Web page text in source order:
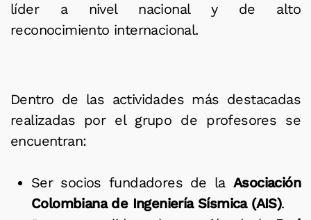
líder a nivel nacional y de alto
reconocimiento internacional.
Dentro de las actividades más destacadas
realizadas por el grupo de profesores se
encuentran:
Ser socios fundadores de la Asociación
Colombiana de Ingeniería Sísmica (AIS).